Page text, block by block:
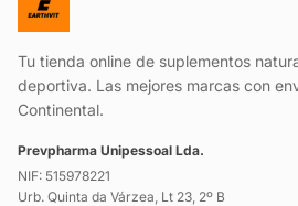
Tu tienda online de suplementos
deportiva. Las mejores marcas con
Continental.
Prevpharma Unipessoal Lda.
NIF: 515978221
Urb. Quinta da Várzea, Lt 23, 2º B